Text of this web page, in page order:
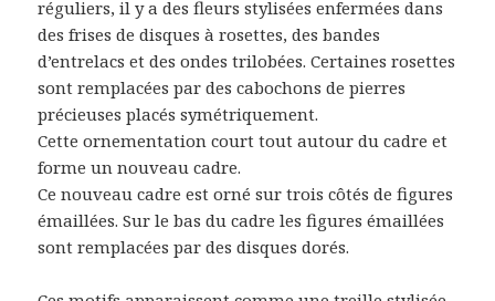
réguliers, il y a des fleurs stylisées enfermées dans
des frises de disques à rosettes, des bandes
d’entrelacs et des ondes trilobées. Certaines rosettes
sont remplacées par des cabochons de pierres
précieuses placés symétriquement.
Cette ornementation court tout autour du cadre et
forme un nouveau cadre.
Ce nouveau cadre est orné sur trois côtés de figures
émaillées. Sur le bas du cadre les figures émaillées
sont remplacées par des disques dorés.